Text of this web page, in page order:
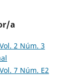
a
2 Núm. 3
7 Núm. E2